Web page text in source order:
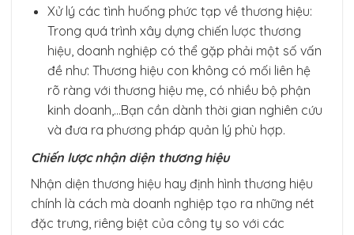
Xử lý các tình huống phức tạp về thương hiệu:
Trong quá trình xây dựng chiến lược thương
hiệu, doanh nghiệp có thể gặp phải một số vấn
đề như: Thương hiệu con không có mối liên hệ
rõ ràng với thương hiệu mẹ, có nhiều bộ phận
kinh doanh,…Bạn cần dành thời gian nghiên cứu
và đưa ra phương pháp quản lý phù hợp.
Chiến lược nhận diện thương hiệu
Nhận diện thương hiệu hay định hình thương hiệu
chính là cách mà doanh nghiệp tạo ra những nét
đặc trưng, riêng biệt của công ty so với các